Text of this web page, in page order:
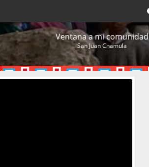
Ventana a mi comunidad
San Juan Chamula